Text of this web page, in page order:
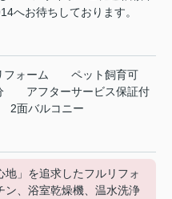
へお待ちしております。
フォーム
ペット飼育可
アフターサービス保証付
2面バルコニー
地」を追求したフルリフォ
ン、浴室乾燥機、温水洗浄